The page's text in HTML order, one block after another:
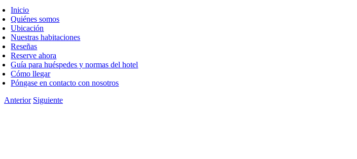
Inicio
Quiénes somos
Ubicación
Nuestras habitaciones
Reseñas
Reserve ahora
Guía para huéspedes y normas del hotel
Cómo llegar
Póngase en contacto con nosotros
Anterior Siguiente